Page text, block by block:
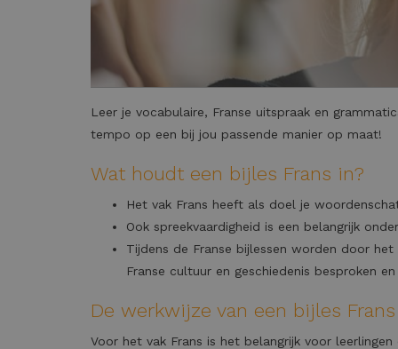
Leer je vocabulaire, Franse uitspraak en
tempo op een bij jou passende manier op maat!
Wat houdt een bijles Frans in?
Het vak Frans heeft als doel je
Ook spreekvaardigheid is een belangrijk
Tijdens de Franse bijlessen worden door
Franse cultuur en geschiedenis besproken
De werkwijze van een bijles Frans
Voor het vak Frans is het belangrijk voor